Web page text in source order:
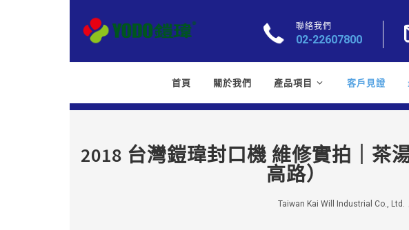
聯絡我們
02-22607800
首頁 關於我們 產品項目 客戶見證
2018 台灣鎧瑋封口機 維修實拍｜茶
高路）
Taiwan Kai Will Industrial Co., Ltd.